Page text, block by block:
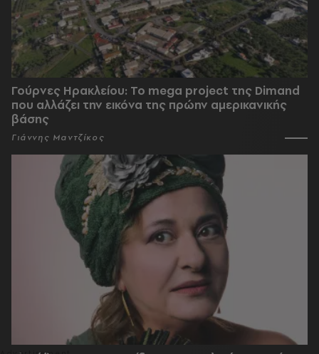
Γούρνες Ηρακλείου: To mega project της Dimand
που αλλάζει την εικόνα της πρώην αμερικανικής
βάσης
Γιάννης Μαντζίκος